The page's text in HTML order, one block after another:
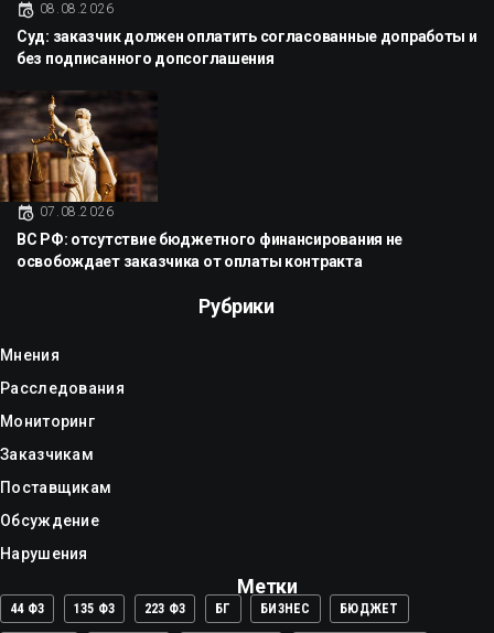
08.08.2026
Суд: заказчик должен оплатить согласованные допработы и
без подписанного допсоглашения
07.08.2026
ВС РФ: отсутствие бюджетного финансирования не
освобождает заказчика от оплаты контракта
Рубрики
Мнения
Расследования
Мониторинг
Заказчикам
Поставщикам
Обсуждение
Нарушения
Метки
44 ФЗ 135 ФЗ 223 ФЗ БГ БИЗНЕС БЮДЖЕТ